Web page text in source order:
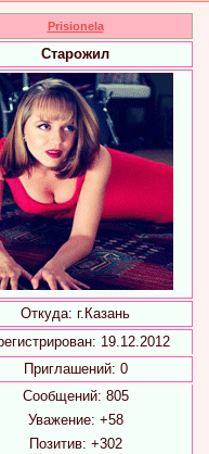
Prisionela
Старожил
Откуда: г.Казань
: 19.12.2012
Приглашений: 0
Сообщений: 805
Уважение: +58
Позитив: +302